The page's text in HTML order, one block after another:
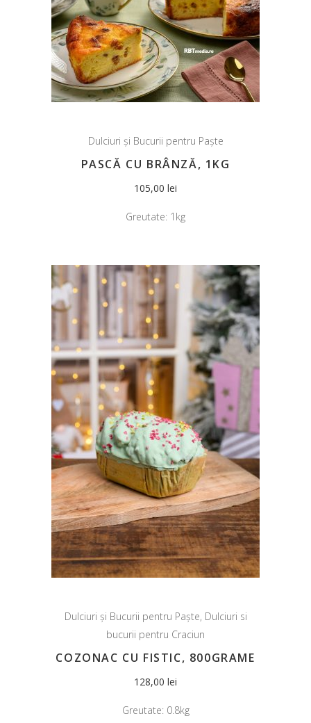
Dulciuri și Bucurii pentru Paște
PASCĂ CU BRÂNZĂ, 1KG
105,00 lei
Greutate: 1kg
Dulciuri și Bucurii pentru Paște, Dulciuri si
bucurii pentru Craciun
COZONAC CU FISTIC, 800GRAME
128,00 lei
Greutate: 0.8kg